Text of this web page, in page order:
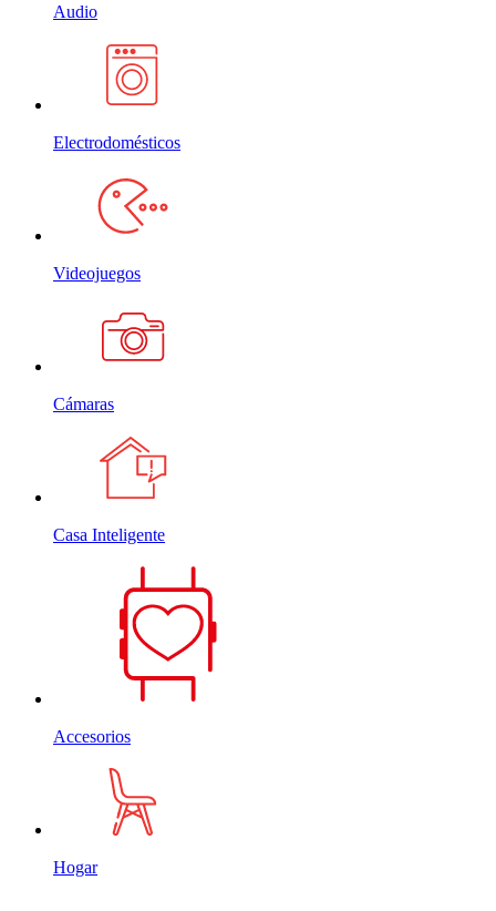
Audio
Electrodomésticos
Videojuegos
Cámaras
Casa Inteligente
Accesorios
Hogar